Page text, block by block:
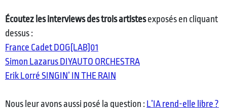
Écoutez les interviews des trois artistesexposés en cliquant
dessus :
France Cadet DOG[LAB]01
Simon Lazarus DIYAUTO ORCHESTRA
Erik Lorré SINGIN’ IN THE RAIN
Nous leur avons aussi posé la question : L’IA rend-elle libre ?